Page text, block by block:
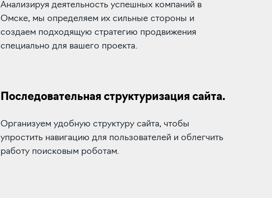
Анализируя деятельность успешных компаний в
Омске, мы определяем их сильные стороны и
создаем подходящую стратегию продвижения
специально для вашего проекта.
Последовательная структуризация сайта.
Организуем удобную структуру сайта, чтобы
упростить навигацию для пользователей и облегчить
работу поисковым роботам.